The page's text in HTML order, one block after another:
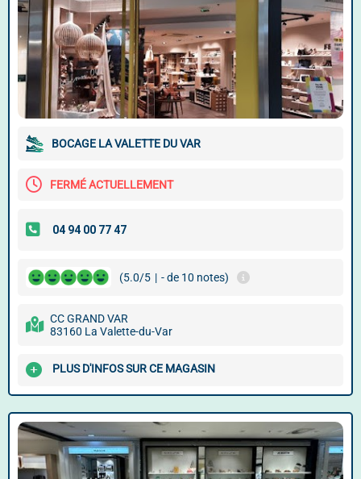
BOCAGE LA VALETTE DU VAR
FERMÉ ACTUELLEMENT
(5.0/5 | - de 10 notes)
CC GRAND VAR
83160 La Valette-du-Var
PLUS D'INFOS SUR CE MAGASIN